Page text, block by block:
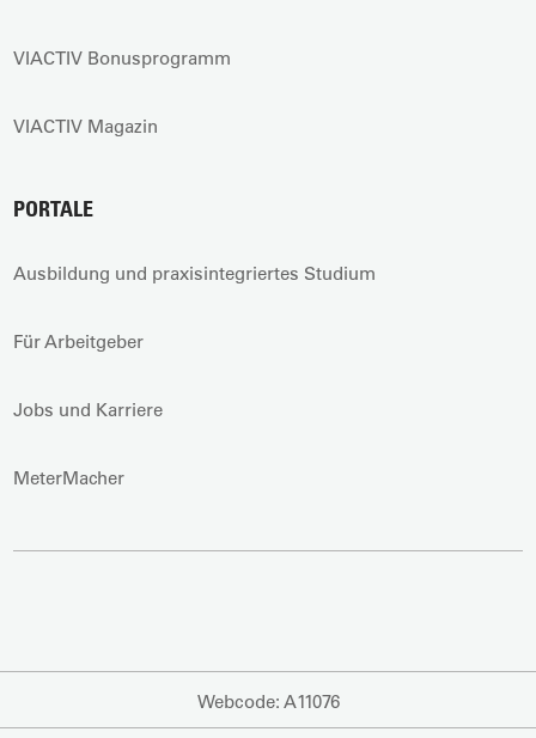
VIACTIV Bonusprogramm
VIACTIV Magazin
PORTALE
Ausbildung und praxisintegriertes Studium
Für Arbeitgeber
Jobs und Karriere
MeterMacher
Webcode: A11076